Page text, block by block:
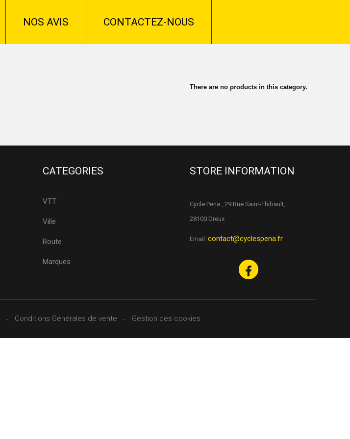
NOS AVIS CONTACTEZ-NOUS
There are no products in this category.
CATEGORIES
VTT
Ville
Route
Marques
STORE INFORMATION
Cycle Pena , 29 Rue Saint-Thibault,
28100 Dreux
Email: contact@cyclespena.fr
- Conditions Générales de vente - Gestion des cookies